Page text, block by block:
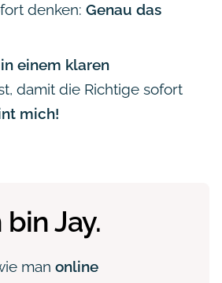
denken: Genau das
in einem klaren
damit die Richtige sofort
mich!
Jay.
man online